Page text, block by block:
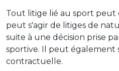
Tout litige lié au sport peut
peut s'agir de litiges de
suite à une décision prise
sportive. Il peut également
contractuelle.